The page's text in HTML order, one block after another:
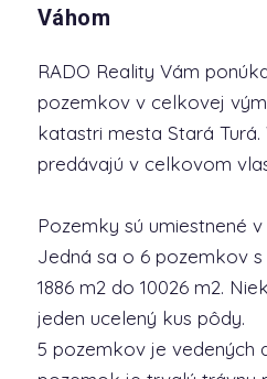
Váhom
RADO Reality Vám
pozemkov v celkovej
katastri mesta Stará
predávajú v celkovom
Pozemky sú umiestnené
Jedná sa o 6 pozemkov
1886 m2 do 10026 m2.
jeden ucelený kus pôdy.
5 pozemkov je vedených